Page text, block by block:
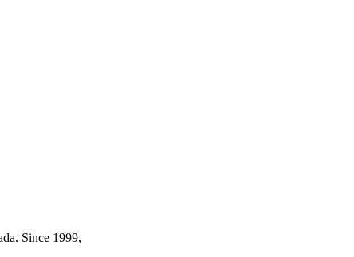
Since 1999,